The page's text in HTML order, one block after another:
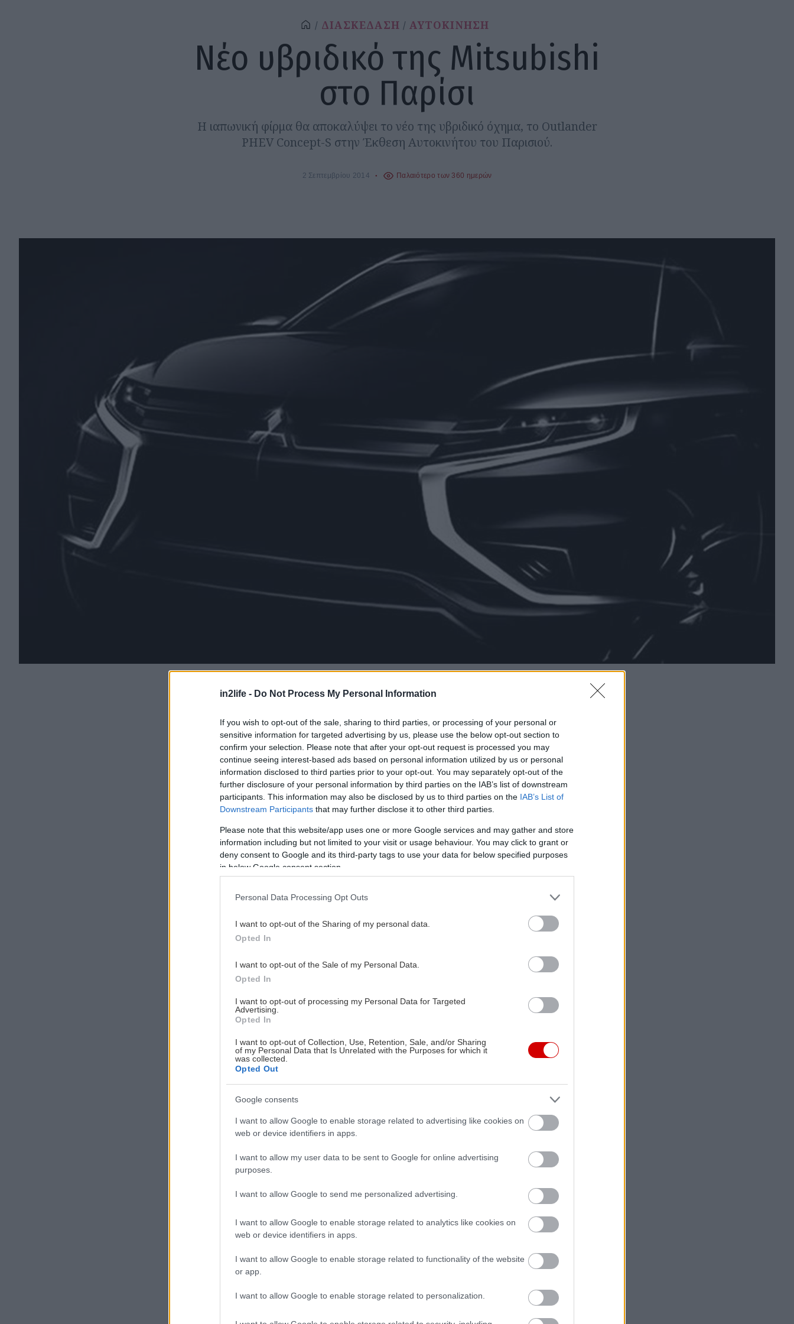
in2life - Do Not Process My Personal Information
If you wish to opt-out of the sale, sharing to third parties, or processing of your personal or
sensitive information for targeted advertising by us, please use the below opt-out section to
confirm your selection. Please note that after your opt-out request is processed you may
continue seeing interest-based ads based on personal information utilized by us or personal
information disclosed to third parties prior to your opt-out. You may separately opt-out of the
further disclosure of your personal information by third parties on the IAB’s list of downstream
participants. This information may also be disclosed by us to third parties on the IAB’s List of
Downstream Participants that may further disclose it to other third parties.
Please note that this website/app uses one or more Google services and may gather and store
information including but not limited to your visit or usage behaviour. You may click to grant or
deny consent to Google and its third-party tags to use your data for below specified purposes
in below Google consent section.
Personal Data Processing Opt Outs
I want to opt-out of the Sharing of my personal data.
Opted In
I want to opt-out of the Sale of my Personal Data.
Opted In
I want to opt-out of processing my Personal Data for Targeted
Advertising.
Opted In
I want to opt-out of Collection, Use, Retention, Sale, and/or Sharing
of my Personal Data that Is Unrelated with the Purposes for which it
was collected.
Opted Out
Google consents
I want to allow Google to enable storage related to advertising like cookies on
web or device identifiers in apps.
I want to allow my user data to be sent to Google for online advertising
purposes.
I want to allow Google to send me personalized advertising.
I want to allow Google to enable storage related to analytics like cookies on
web or device identifiers in apps.
I want to allow Google to enable storage related to functionality of the website
or app.
I want to allow Google to enable storage related to personalization.
ΔΙΑΣΚΕΔΑΣΗ ΑΥΤΟΚΙΝΗΣΗ
Νέο υβριδικό της Mitsubishi
στο Παρίσι
Η ιαπωνική φίρμα θα αποκαλύψει το νέο της υβριδικό όχημα, το Outlander
PHEV Concept-S στην Έκθεση Αυτοκινήτου του Παρισιού.
2 Σεπτεμβρίου 2014 Παλαιότερο των 360 ημερών
του Σπύρου Ρέκκα
Δύο χρόνια μετά την πρεμιέρα του plug-in υβριδικού ηλεκτρικού Mitsubishi
Outlander PHEV Twin Motor SUV στην Έκθεση Αυτοκινήτου του Παρισιού 2012, η
ιαπωνική μάρκα επέλεξε και πάλι την ίδια έκθεση για να αποκαλύψει φέτος ένα
ακόμα όχημα PHEV, το Outlander PHEV Concept-S.